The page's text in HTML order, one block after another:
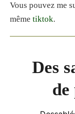
Vous pouvez me
même tiktok.
Des
de